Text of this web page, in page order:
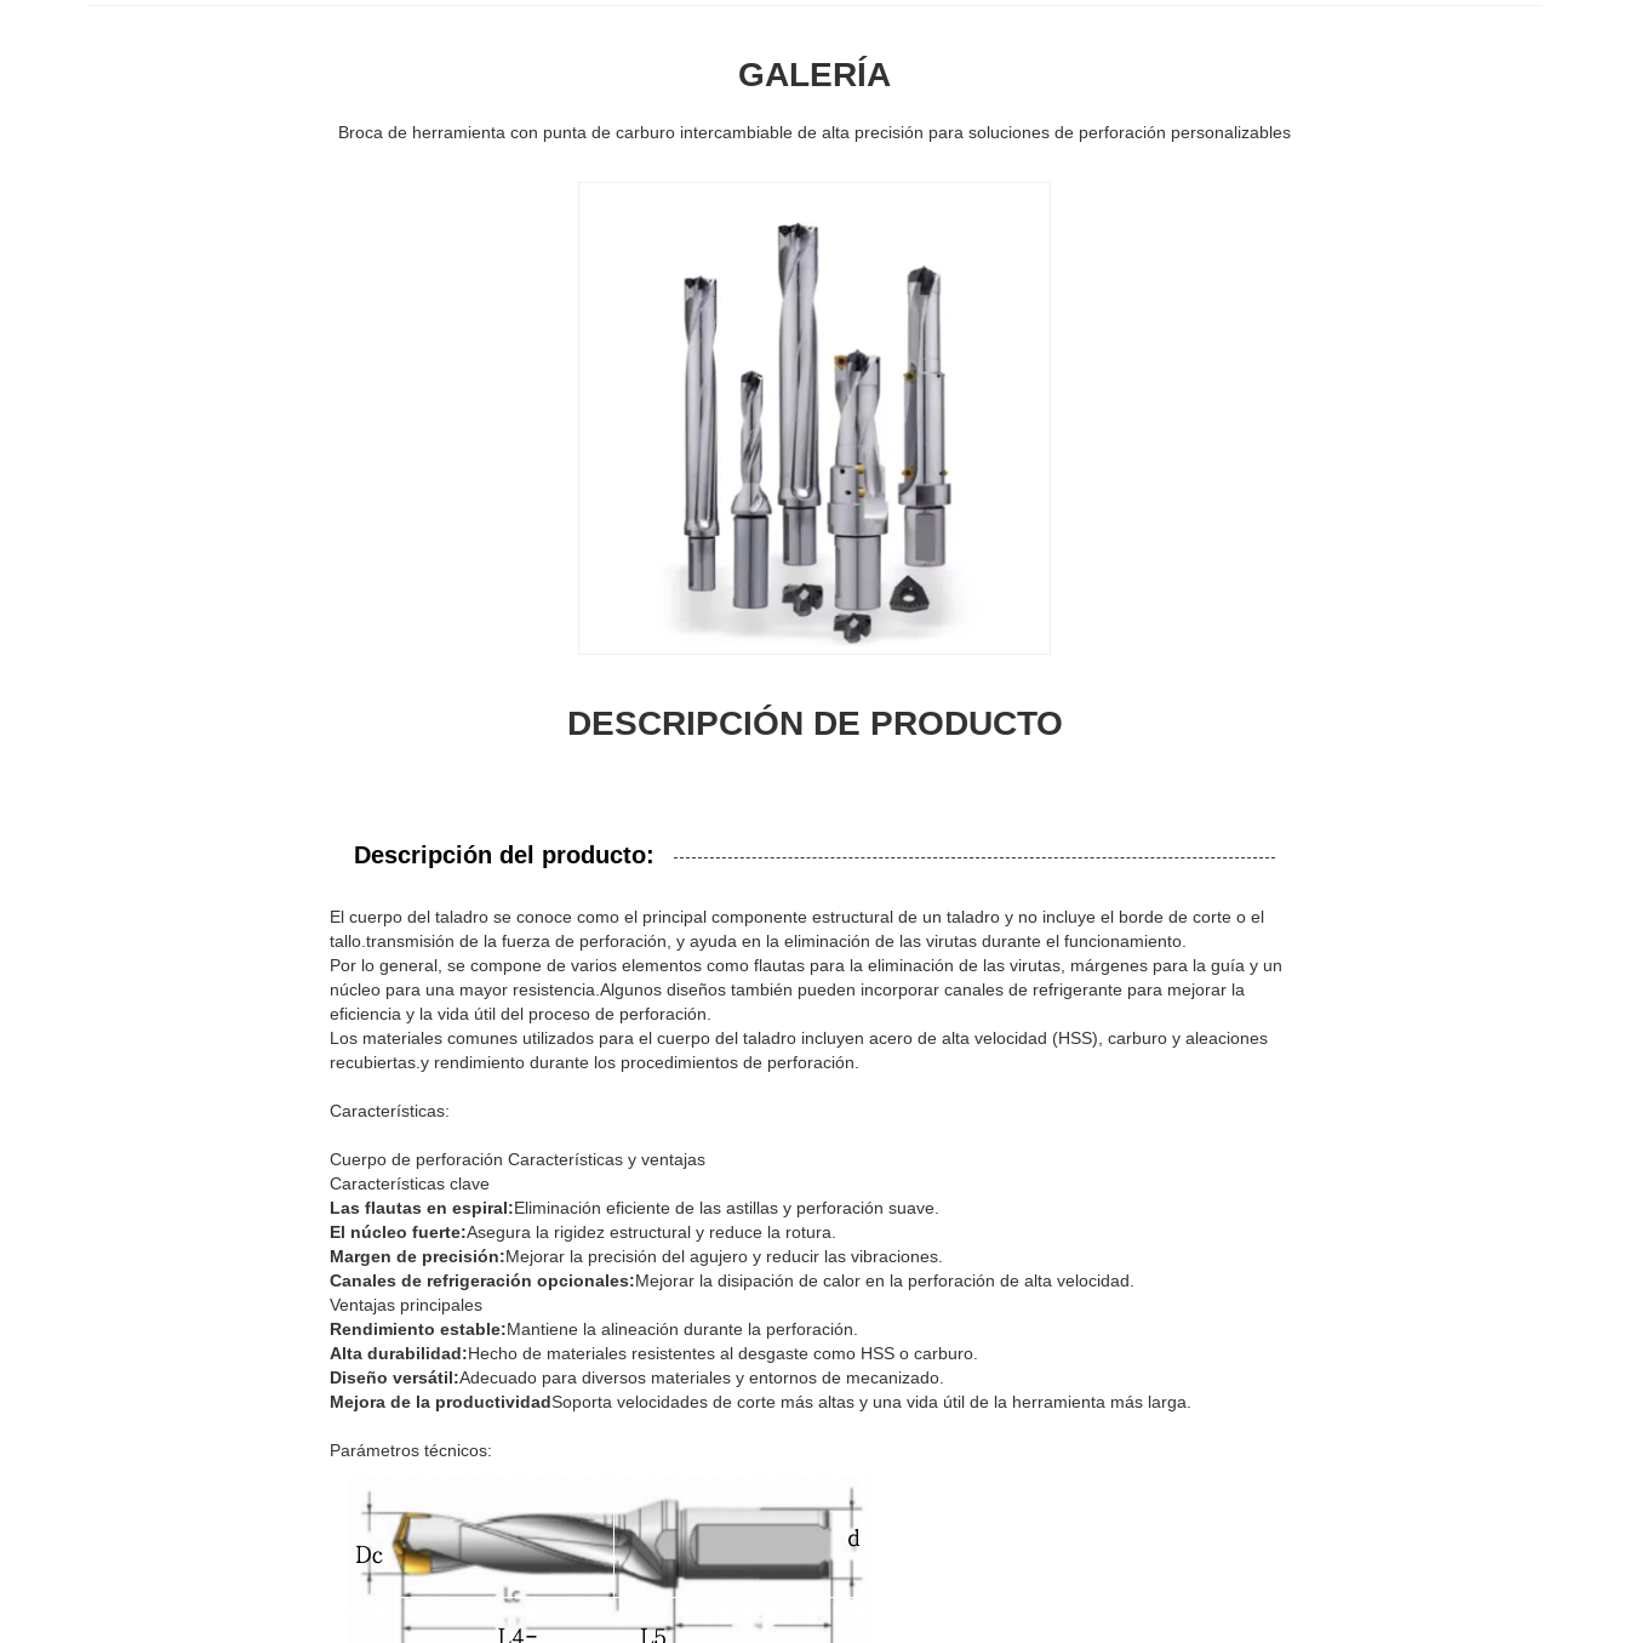
GALERÍA
Broca de herramienta con punta de carburo intercambiable de alta precisión para soluciones de perforación personalizables
DESCRIPCIÓN DE PRODUCTO
Descripción del producto:
El cuerpo del taladro se conoce como el principal componente estructural de un taladro y no incluye el borde de corte o el
tallo.transmisión de la fuerza de perforación, y ayuda en la eliminación de las virutas durante el funcionamiento.
Por lo general, se compone de varios elementos como flautas para la eliminación de las virutas, márgenes para la guía y un
núcleo para una mayor resistencia.Algunos diseños también pueden incorporar canales de refrigerante para mejorar la
eficiencia y la vida útil del proceso de perforación.
Los materiales comunes utilizados para el cuerpo del taladro incluyen acero de alta velocidad (HSS), carburo y aleaciones
recubiertas.y rendimiento durante los procedimientos de perforación.
Características:
Cuerpo de perforación Características y ventajas
Características clave
Las flautas en espiral:Eliminación eficiente de las astillas y perforación suave.
El núcleo fuerte:Asegura la rigidez estructural y reduce la rotura.
Margen de precisión:Mejorar la precisión del agujero y reducir las vibraciones.
Canales de refrigeración opcionales:Mejorar la disipación de calor en la perforación de alta velocidad.
Ventajas principales
Rendimiento estable:Mantiene la alineación durante la perforación.
Alta durabilidad:Hecho de materiales resistentes al desgaste como HSS o carburo.
Diseño versátil:Adecuado para diversos materiales y entornos de mecanizado.
Mejora de la productividadSoporta velocidades de corte más altas y una vida útil de la herramienta más larga.
Parámetros técnicos: